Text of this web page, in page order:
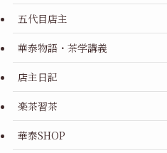
五代目店主
華泰物語・茶学講義
店主日記
楽茶習茶
華泰SHOP